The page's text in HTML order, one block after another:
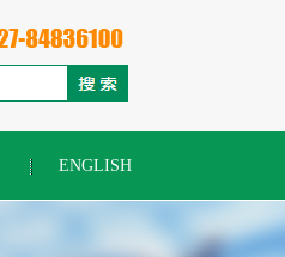
ENGLISH